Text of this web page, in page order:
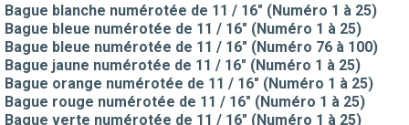
Bague blanche numérotée de 11 / 16" (Numéro 1 à 25)
Bague bleue numérotée de 11 / 16" (Numéro 1 à 25)
Bague bleue numérotée de 11 / 16" (Numéro 76 à 100)
Bague jaune numérotée de 11 / 16" (Numéro 1 à 25)
Bague orange numérotée de 11 / 16" (Numéro 1 à 25)
Bague rouge numérotée de 11 / 16" (Numéro 1 à 25)
Bague verte numérotée de 11 / 16" (Numéro 1 à 25)